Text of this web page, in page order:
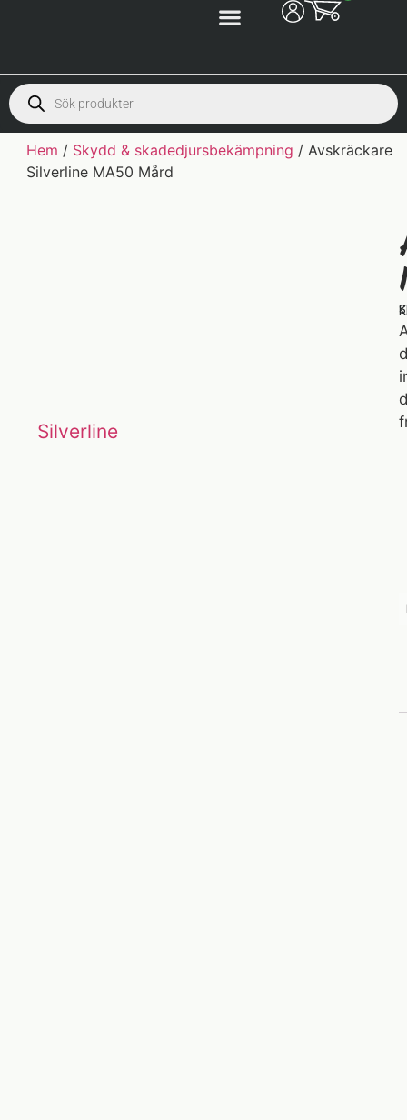
Hem / Skydd & skadedjursbekämpning / Avskräckare
Silverline MA50 Mård
Silverline